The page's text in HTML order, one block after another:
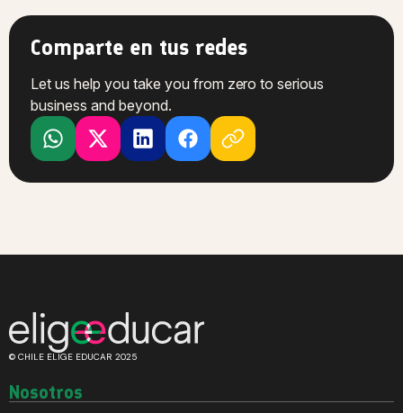
Comparte en tus redes
Let us help you take you from zero to serious
business and beyond.
© CHILE ELIGE EDUCAR 2025
Nosotros